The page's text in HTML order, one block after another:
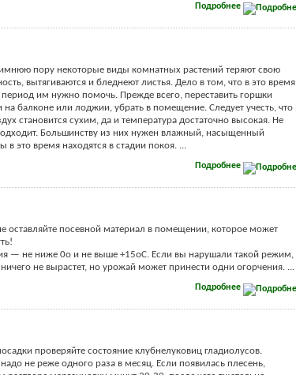
Подробнее
пору некоторые виды комнатных растений теряют свою
вытягиваются и бледнеют листья. Дело в том, что в это время
им нужно помочь. Прежде всего, переставить горшки
на балконе или лоджии, убрать в помещение. Следует учесть, что
становится сухим, да и температура достаточно высокая. Не
Большинству из них нужен влажный, насыщенный
это время находятся в стадии покоя. ...
Подробнее
оставляйте посевной материал в помещении, которое может
— не ниже 0о и не выше +15оС. Если вы нарушали такой режим,
не вырастет, но урожай может принести одни огорчения. ...
Подробнее
проверяйте состояние клубнелуковиц гладиолусов.
надо не реже одного раза в месяц. Если появилась плесень,